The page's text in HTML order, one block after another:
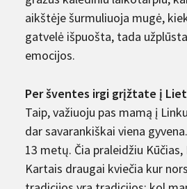
aikštėje šurmuliuoja mugė,
gatvelė išpuošta, tada
emocijos.
Per šventes irgi grįžtate į
Taip, važiuoju pas mamą į
dar savarankiškai viena
13 metų. Čia praleidžiu Kūčias,
Kartais draugai kviečia kur